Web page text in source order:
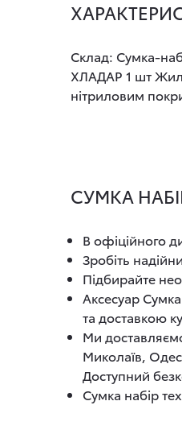
Склад: Сумка-
ХЛАДАР 1 шт
нітриловим
СУМКА
В офіційного
Зробіть
Підбирайте
Аксесуар
та доставкою
Ми
Миколаїв,
Доступний
Сумка набір